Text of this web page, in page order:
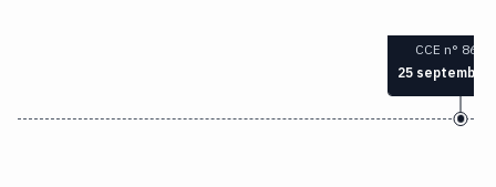
CCE n° 86-
25 septembre